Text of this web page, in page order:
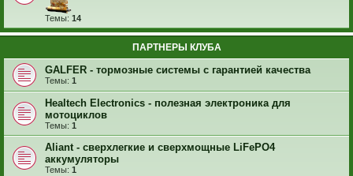
Темы: 14
ПАРТНЕРЫ КЛУБА
GALFER - тормозные системы с гарантией качества
Темы: 1
Healtech Electronics - полезная электроника для
мотоциклов
Темы: 1
Aliant - сверхлегкие и сверхмощные LiFePO4
аккумуляторы
Темы: 1